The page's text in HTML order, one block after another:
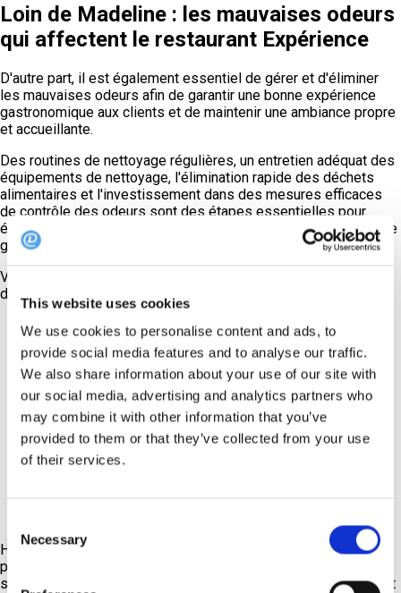
This website uses cookies
We use cookies to personalise content and ads, to
provide social media features and to analyse our traffic.
We also share information about your use of our site with
our social media, advertising and analytics partners who
may combine it with other information that you’ve
provided to them or that they’ve collected from your use
of their services.
Selection
Necessary
Loin de Madeline : les mauvaises odeurs
qui affectent le restaurant Expérience
D'autre part, il est également essentiel de gérer et d'éliminer
les mauvaises odeurs afin de garantir une bonne expérience
gastronomique aux clients et de maintenir une ambiance propre
et accueillante.
Des routines de nettoyage régulières, un entretien adéquat des
équipements de nettoyage, l'élimination rapide des déchets
alimentaires et l'investissement dans des mesures efficaces
de contrôle des odeurs sont des étapes essentielles pour
éviter les odeurs désagréables qui peuvent nuire à l'expérience
gastronomique.
Voici quelques exemples de sources de mauvaises odeurs
dans les restaurants :
Moule
Torchons ou chiffons sales utilisés pour essuyer
les tables
Aliments périmés
Toilettes
Heureusement, il est possible de les contrôler grâce à un bon
plan de nettoyage et d'entretien, de sorte que vos invités ne
sentent que des plats savoureux servis dans un environnement